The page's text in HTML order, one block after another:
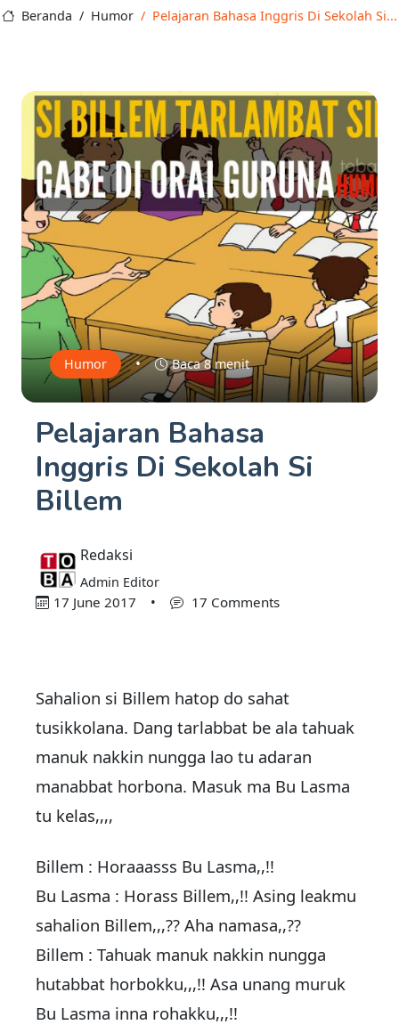
Beranda Humor Pelajaran Bahasa Inggris Di Sekolah Si...
Humor • Baca 8 menit
Pelajaran Bahasa
Inggris Di Sekolah Si
Billem
Redaksi
Admin Editor
17 June 2017 • 17 Comments
Sahalion si Billem hatop do sahat
tusikkolana. Dang tarlabbat be ala tahuak
manuk nakkin nungga lao tu adaran
manabbat horbona. Masuk ma Bu Lasma
tu kelas,,,,
Billem : Horaaasss Bu Lasma,,!!
Bu Lasma : Horass Billem,,!! Asing leakmu
sahalion Billem,,,?? Aha namasa,,??
Billem : Tahuak manuk nakkin nungga
hutabbat horbokku,,,!! Asa unang muruk
Bu Lasma inna rohakku,,,!!